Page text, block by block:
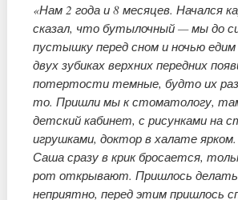
«Нам 2 года и 8 месяцев. Начался
сказал, что бутылочный — мы до
пустышку перед сном и ночью
двух зубиках верхних передних
потертости темные, будто их
то. Пришли мы к стоматологу,
детский кабинет, с рисунками на
игрушками, доктор в халате
Саша сразу в крик бросается,
рот открывают. Пришлось делать
неприятно, перед этим пришлось